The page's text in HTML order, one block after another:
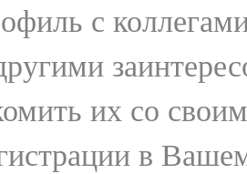
с
их со
в